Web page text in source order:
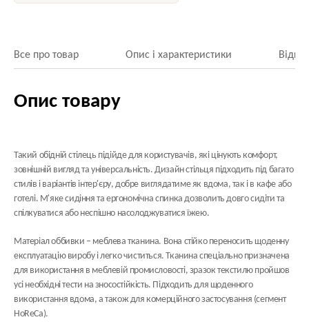
Все про товар Опис і характеристики
Опис товару
Такий обідній стілець підійде для користувачів, які цінують комфорт,
зовнішній вигляд та універсальність. Дизайн стільця підходить під багато
стилів і варіантів інтер'єру, добре виглядатиме як вдома, так і в кафе або
готелі. М'яке сидіння та ергономічна спинка дозволить довго сидіти та
спілкуватися або неспішно насолоджуватися їжею.
Матеріал оббивки – меблева тканина. Вона стійко переносить щоденну
експлуатацію виробу і легко чиститься. Тканина спеціально призначена
для використання в меблевій промисловості, зразок текстилю пройшов
усі необхідні тести на зносостійкість. Підходить для щоденного
використання вдома, а також для комерційного застосування (сегмент
HoReCa).